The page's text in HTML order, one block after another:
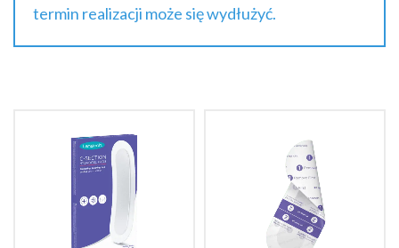
termin realizacji może się wydłużyć.